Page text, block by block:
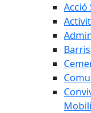
Acció
Barris